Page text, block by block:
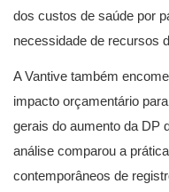
dos custos de saúde por
necessidade de recursos
A Vantive também
impacto orçamentário
gerais do aumento da DP
análise comparou a
contemporâneos de